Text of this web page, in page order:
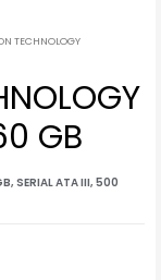
TECHNOLOGY
GB
SERIAL ATA III, 500